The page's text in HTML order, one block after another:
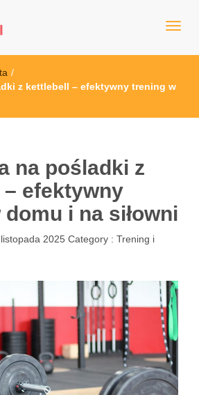
sprzęt sportowy
/
z kettlebell – efektywny trening w
na pośladki z
efektywny
i na siłowni
2025 Category : Trening i